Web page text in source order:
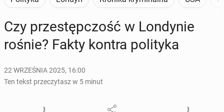
Czy prze­stęp­czość w Lon­dy­nie
rośnie? Fakty kontra po­li­ty­ka
22 WRZEŚNIA 2025, 16:00
Ten tekst przeczytasz w 5 minut